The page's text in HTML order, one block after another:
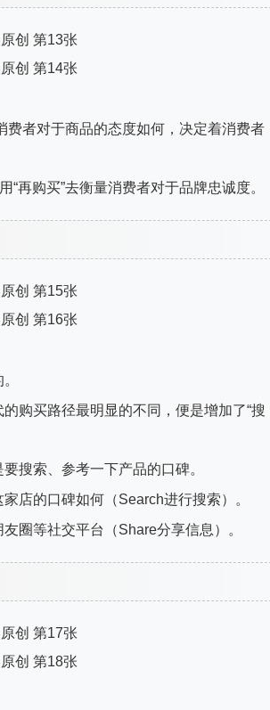
费者对于商品的态度如何，决定着消费者
再购买”去衡量消费者对于品牌忠诚度。
购买路径最明显的不同，便是增加了“搜
搜索、参考一下产品的口碑。
店的口碑如何（Search进行搜索）。
圈等社交平台（Share分享信息）。